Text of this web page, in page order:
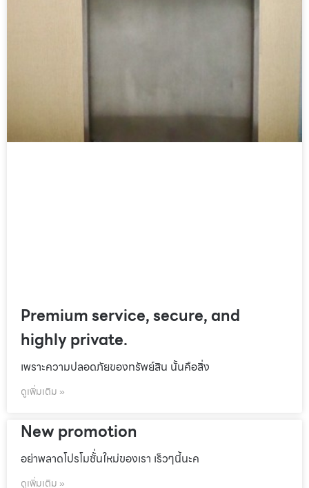
Premium service, secure, and
highly private.
เพราะความปลอดภัยของทรัพย์สิน นั้นคือสิ่ง
ดูเพิ่มเติม »
New promotion
อย่าพลาดโปรโมชั้่นใหม่ของเรา เร็วๆนี้นะค
ดูเพิ่มเติม »